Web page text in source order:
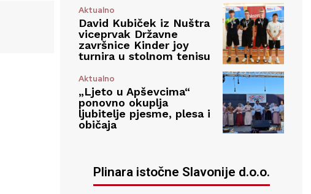
Aktualno
David Kubiček iz Nuštra
viceprvak Državne
završnice Kinder joy
turnira u stolnom tenisu
Aktualno
„Ljeto u Apševcima“
ponovno okuplja
ljubitelje pjesme, plesa i
običaja
Plinara istočne Slavonije d.o.o.